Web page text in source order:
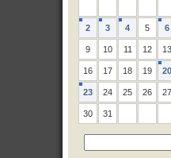
2 3 4 5 6
9 10 11 12 13
16 17 18 19 20
23 24 25 26 27
30
31